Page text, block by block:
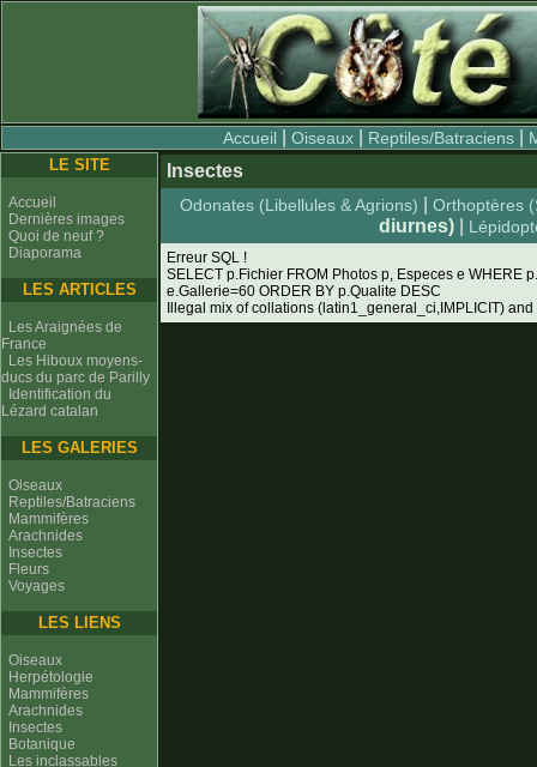
Accueil |Oiseaux Reptiles/Batraciens
LE SITE
Accueil
Dernières images
Quoi de neuf ?
Diaporama
LES ARTICLES
Les Araignées de
France
Les Hiboux moyens-
ducs du parc de Parilly
Identification du
Lézard catalan
LES GALERIES
Oiseaux
Reptiles/Batraciens
Mammifères
Arachnides
Insectes
Fleurs
Voyages
LES LIENS
Oiseaux
Herpétologie
Mammifères
Arachnides
Insectes
Botanique
Les inclassables
Insectes
Odonates (Libellules & Agrions) Orthoptères
diurnes)|
Erreur SQL !
SELECT p.Fichier FROM Photos p, Especes e WHERE
e.Gallerie=60 ORDER BY p.Qualite DESC
Illegal mix of collations (latin1_general_ci,IMPLICIT)